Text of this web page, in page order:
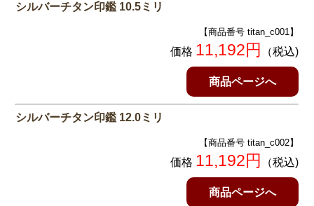
シルバーチタン印鑑 10.5ミリ
【商品番号 titan_c001】
価格 11,192円 （税込)
商品ページへ
シルバーチタン印鑑 12.0ミリ
【商品番号 titan_c002】
価格 11,192円 （税込)
商品ページへ